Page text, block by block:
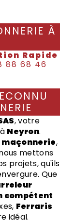
Rapide
88 68 46
, votre
Neyron.
maçonnerie,
mettons
projets, qu'ils
Que
compétent
Ferraris
idéal.